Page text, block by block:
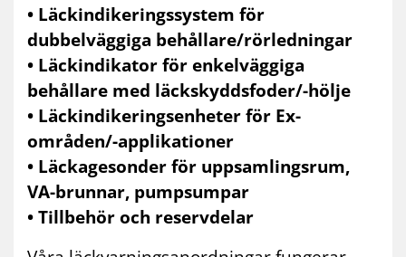
• Läckindikeringssystem för
dubbelväggiga behållare/rörledningar
• Läckindikator för enkelväggiga
behållare med läckskyddsfoder/-hölje
• Läckindikeringsenheter för Ex-
områden/-applikationer
• Läckagesonder för uppsamlingsrum,
VA-brunnar, pumpsumpar
• Tillbehör och reservdelar